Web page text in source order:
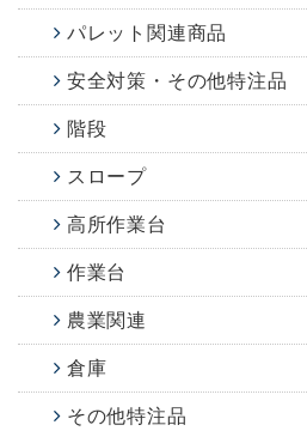
パレット関連商品
安全対策・その他特注品
階段
スロープ
高所作業台
作業台
農業関連
倉庫
その他特注品